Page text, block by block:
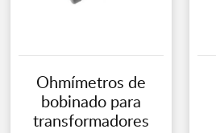
Ohmímetros de
bobinado para
transformadores